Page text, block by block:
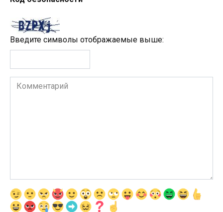
Введите символы отображаемые выше:
Комментарий